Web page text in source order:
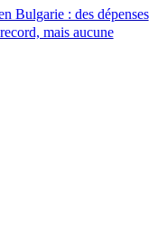
Bulgarie : des dépenses
mais aucune